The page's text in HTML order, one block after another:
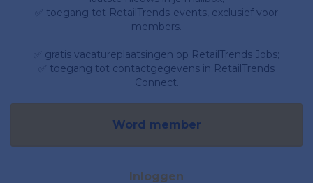
✅ toegang tot RetailTrends-events, exclusief voor
members.
✅ gratis vacatureplaatsingen op RetailTrends Jobs;
✅ toegang tot contactgegevens in RetailTrends
Connect.
Word member
Inloggen